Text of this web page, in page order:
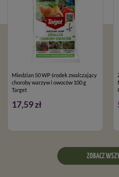
pełnoletnie oraz posiadające
nabywających środki ochrony
o środkach ochrony
Miedzian 50 WP środek zwalczający
choroby warzyw i owoców 100 g
Target
17,59 zł
ZOBACZ